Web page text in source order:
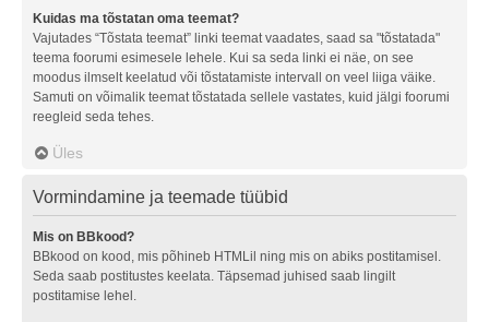
Kuidas ma tõstatan oma teemat?
Vajutades “Tõstata teemat” linki teemat vaadates, saad sa "tõstatada"
teema foorumi esimesele lehele. Kui sa seda linki ei näe, on see
moodus ilmselt keelatud või tõstatamiste intervall on veel liiga väike.
Samuti on võimalik teemat tõstatada sellele vastates, kuid jälgi foorumi
reegleid seda tehes.
Üles
Vormindamine ja teemade tüübid
Mis on BBkood?
BBkood on kood, mis põhineb HTMLil ning mis on abiks postitamisel.
Seda saab postitustes keelata. Täpsemad juhised saab lingilt
postitamise lehel.